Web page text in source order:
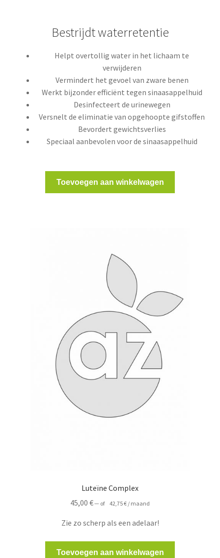
Bestrijdt waterretentie
Helpt overtollig water in het lichaam te
verwijderen
Vermindert het gevoel van zware benen
Werkt bijzonder efficiënt tegen sinaasappelhuid
Desinfecteert de urinewegen
Versnelt de eliminatie van opgehoopte gifstoffen
Bevordert gewichtsverlies
Speciaal aanbevolen voor de sinaasappelhuid
Toevoegen aan winkelwagen
Luteïne Complex
45,00€— of 42,75€ / maand
Zie zo scherp als een adelaar!
Toevoegen aan winkelwagen